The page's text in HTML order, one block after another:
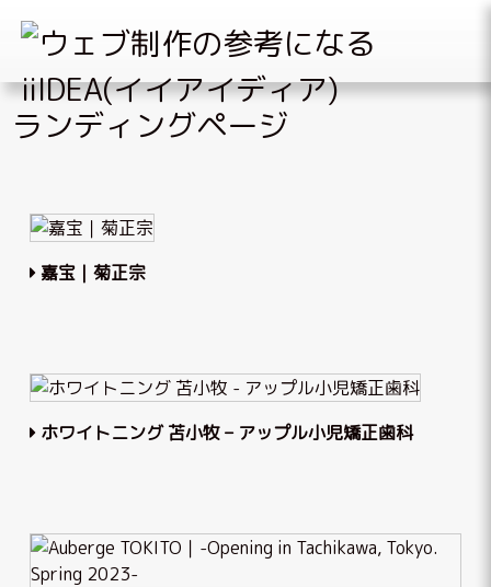
Skip
to
content
ランディングページ
嘉宝｜菊正宗
ホワイトニング 苫小牧 – アップル小児矯正歯科